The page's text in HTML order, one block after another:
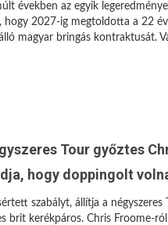
években az egyik
2027-ig megtoldotta a 22
magyar bringás kontraktusát.
Tour győztes
hogy doppingolt
szabályt, állítja a négyszeres
brit kerékpáros. Chris Froome-